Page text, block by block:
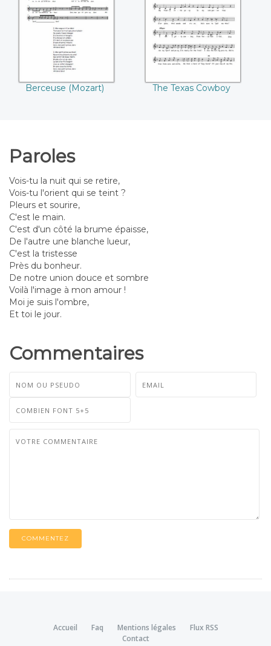
Berceuse (Mozart) The Texas Cowboy
Paroles
Vois-tu la nuit qui se retire,
Vois-tu l'orient qui se teint ?
Pleurs et sourire,
C'est le main.
C'est d'un côté la brume épaisse,
De l'autre une blanche lueur,
C'est la tristesse
Près du bonheur.
De notre union douce et sombre
Voilà l'image à mon amour !
Moi je suis l'ombre,
Et toi le jour.
Commentaires
COMMENTEZ
Accueil Faq Mentions légales
Flux RSS
Contact